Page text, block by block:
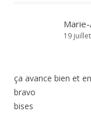
19
ça avance bien et
bravo
bises